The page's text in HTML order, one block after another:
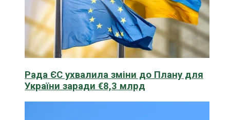
Рада ЄС ухвалила зміни до Плану для
України заради €8,3 млрд